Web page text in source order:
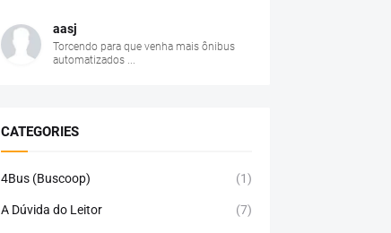
aasj
Torcendo para que venha mais ônibus
automatizados ...
CATEGORIES
4Bus (Buscoop) (1)
A Dúvida do Leitor (7)